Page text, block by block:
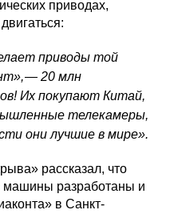
приводах,
приводы той
— ​20 млн
Их покупают Китай,
телекамеры,
они лучшие в мире».
рассказал, что
машины разработаны и
в Санкт-
материалов